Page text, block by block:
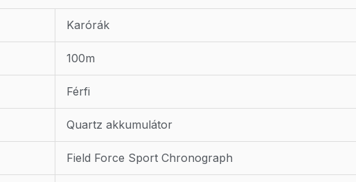
Karórák
100m
Férfi
Quartz akkumulátor
Field Force Sport Chronograph